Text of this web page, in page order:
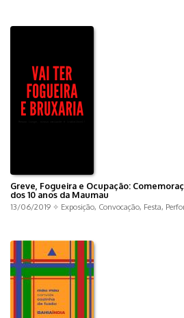
Greve, Fogueira e Ocupação:
dos 10 anos da Maumau
13/06/2019 ✧ Exposição, Convocação, Festa,